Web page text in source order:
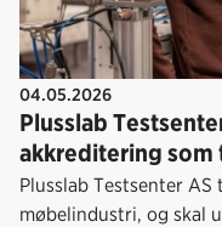
04.05.2026
Plusslab
akkreditering
Plusslab Testsenter
møbelindustri, og skal